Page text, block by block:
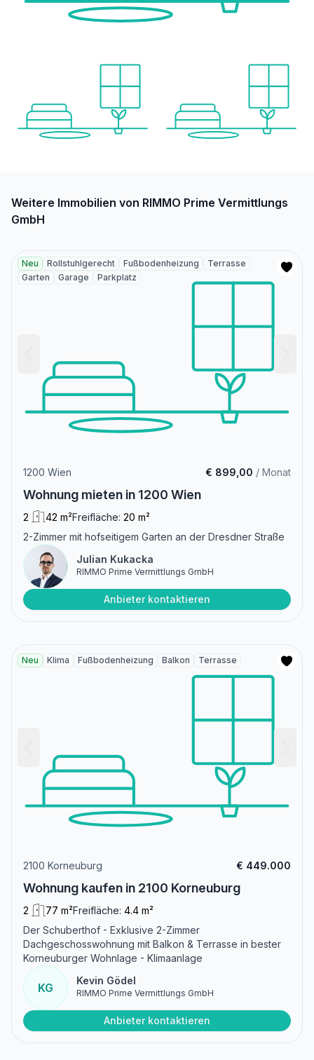
Weitere Immobilien von RIMMO Prime Vermittlungs
GmbH
Neu Rollstuhlgerecht Fußbodenheizung
Terrasse
Garten
Garage Parkplatz
1200 Wien € 899,00 / Monat
Wohnung mieten in 1200 Wien
2 42 m²Freifläche: 20 m²
2-Zimmer mit hofseitigem Garten an der Dresdner Straße
Julian Kukacka
RIMMO Prime Vermittlungs GmbH
Anbieter kontaktieren
Neu Klima Fußbodenheizung Balkon Terrasse
2100 Korneuburg € 449.000
Wohnung kaufen in 2100 Korneuburg
2 77 m²Freifläche: 4.4 m²
Der Schuberthof - Exklusive 2-Zimmer
Dachgeschosswohnung mit Balkon & Terrasse in bester
Korneuburger Wohnlage - Klimaanlage
KG
Kevin Gödel
RIMMO Prime Vermittlungs GmbH
Anbieter kontaktieren